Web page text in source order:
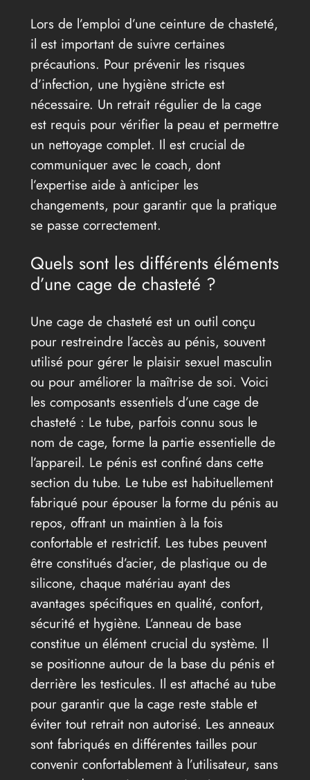
Lors de l’emploi d’une ceinture de chasteté,
il est important de suivre certaines
précautions. Pour prévenir les risques
d’infection, une hygiène stricte est
nécessaire. Un retrait régulier de la cage
est requis pour vérifier la peau et permettre
un nettoyage complet. Il est crucial de
communiquer avec le coach, dont
l’expertise aide à anticiper les
changements, pour garantir que la pratique
se passe correctement.
Quels sont les différents éléments
d’une cage de chasteté ?
Une cage de chasteté est un outil conçu
pour restreindre l’accès au pénis, souvent
utilisé pour gérer le plaisir sexuel masculin
ou pour améliorer la maîtrise de soi. Voici
les composants essentiels d’une cage de
chasteté : Le tube, parfois connu sous le
nom de cage, forme la partie essentielle de
l’appareil. Le pénis est confiné dans cette
section du tube. Le tube est habituellement
fabriqué pour épouser la forme du pénis au
repos, offrant un maintien à la fois
confortable et restrictif. Les tubes peuvent
être constitués d’acier, de plastique ou de
silicone, chaque matériau ayant des
avantages spécifiques en qualité, confort,
sécurité et hygiène. L’anneau de base
constitue un élément crucial du système. Il
se positionne autour de la base du pénis et
derrière les testicules. Il est attaché au tube
pour garantir que la cage reste stable et
éviter tout retrait non autorisé. Les anneaux
sont fabriqués en différentes tailles pour
convenir confortablement à l’utilisateur, sans